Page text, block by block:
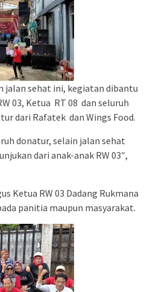
jalan sehat ini, kegiatan dibantu
03, Ketua RT 08 dan seluruh
dari Rafatek dan Wings Food.
donatur, selain jalan sehat
dari anak-anak RW 03″,
Ketua RW 03 Dadang Rukmana
panitia maupun masyarakat.